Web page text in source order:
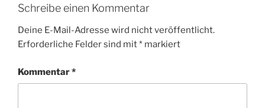
Schreibe einen Kommentar
Deine E-Mail-Adresse wird nicht veröffentlicht.
Erforderliche Felder sind mit* markiert
Kommentar*